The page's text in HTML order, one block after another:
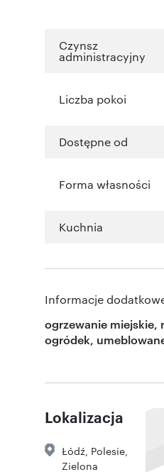
Czynsz
administracyjny
Liczba pokoi
Dostępne od
Forma własności
Kuchnia
Informacje
ogrzewanie miejskie,
ogródek,
Lokalizacja
Łódź, Polesie,
Zielona